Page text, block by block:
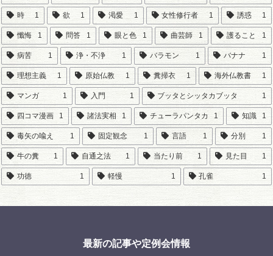
時 1 欲 1 渇愛 1 女性修行者 1 誘惑 1
懺悔 1 問答 1 眼と色 1 曲芸師 1 護ること 1
病苦 1 浄・不浄 1 バラモン 1 バナナ 1
理想主義 1 原始仏教 1 糞掃衣 1 海外仏教書 1
マンガ 1 入門 1 ブッタとシッタカブッタ 1
四コマ漫画 1 諸法実相 1 チューラパンタカ 1 知識 1
毒矢の喩え 1 固定観念 1 言語 1 分別 1
牛の糞 1 自通之法 1 当たり前 1 見た目 1
功徳 1 軽慢 1 孔雀 1
最新の記事や定例会情報